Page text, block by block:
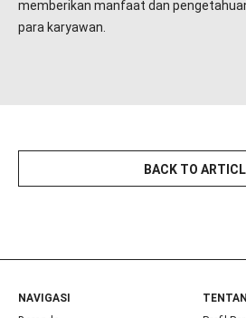
memberikan manfaat dan
para karyawan.
BACK TO
NAVIGASI